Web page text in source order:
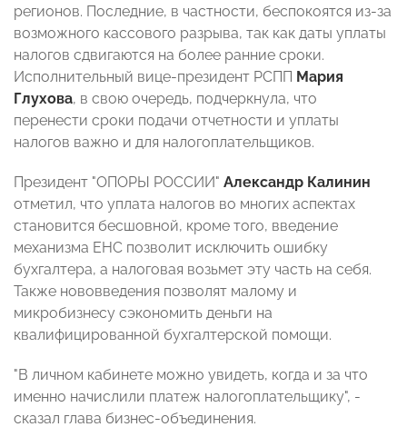
регионов. Последние, в частности, беспокоятся из-за
возможного кассового разрыва, так как даты уплаты
налогов сдвигаются на более ранние сроки.
Исполнительный вице-президент РСПП Мария
Глухова, в свою очередь, подчеркнула, что
перенести сроки подачи отчетности и уплаты
налогов важно и для налогоплательщиков.
Президент "ОПОРЫ РОССИИ" Александр Калинин
отметил, что уплата налогов во многих аспектах
становится бесшовной, кроме того, введение
механизма ЕНС позволит исключить ошибку
бухгалтера, а налоговая возьмет эту часть на себя.
Также нововведения позволят малому и
микробизнесу сэкономить деньги на
квалифицированной бухгалтерской помощи.
"В личном кабинете можно увидеть, когда и за что
именно начислили платеж налогоплательщику", -
сказал глава бизнес-объединения.